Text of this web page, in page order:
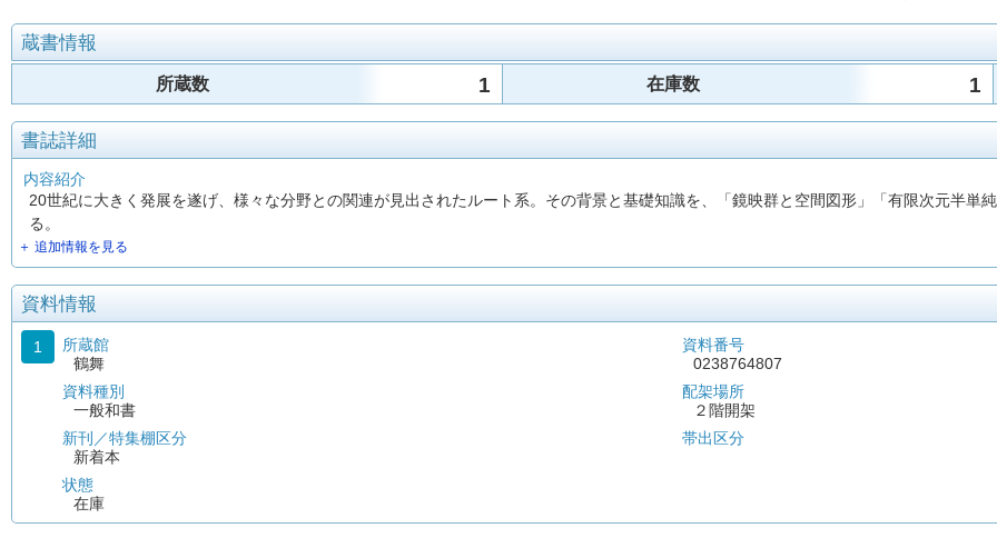
蔵書情報
所蔵数 1 在庫数 1
書誌詳細
内容紹介
20世紀に大きく発展を遂げ、様々な分野との関連が見出されたルート系。その背景と基礎知識を、「鏡映群と空間図形」「有限次元半単
る。
＋ 追加情報を見る
資料情報
1
所蔵館
鶴舞
資料種別
一般和書
新刊／特集棚区分
新着本
状態
在庫
資料番号
0238764807
配架場所
２階開架
帯出区分